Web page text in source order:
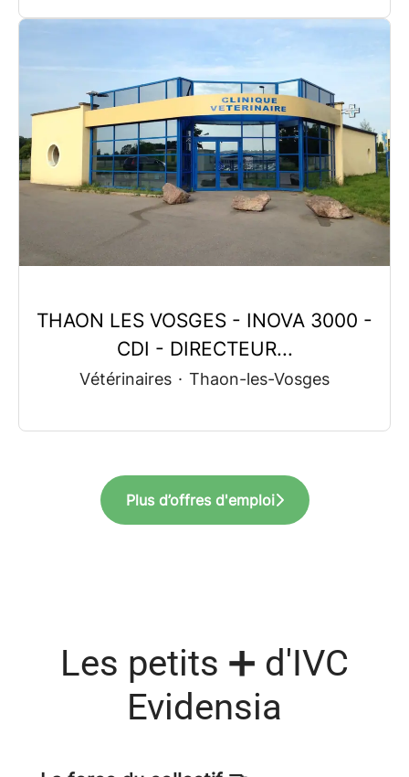
THAON LES VOSGES - INOVA 3000 -
CDI - DIRECTEUR...
Vétérinaires · Thaon-les-Vosges
Plus d’offres d'emploi
Les petits ➕ d'IVC
Evidensia